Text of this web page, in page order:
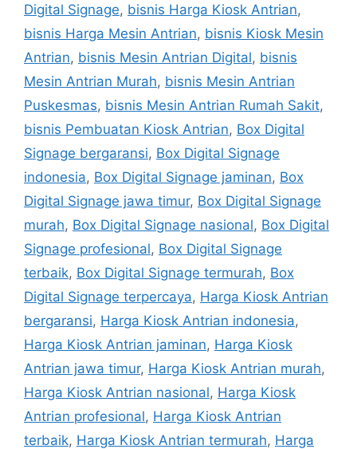
Digital Signage, bisnis Harga Kiosk Antrian,
bisnis Harga Mesin Antrian, bisnis Kiosk Mesin
Antrian, bisnis Mesin Antrian Digital, bisnis
Mesin Antrian Murah, bisnis Mesin Antrian
Puskesmas, bisnis Mesin Antrian Rumah Sakit,
bisnis Pembuatan Kiosk Antrian, Box Digital
Signage bergaransi, Box Digital Signage
indonesia, Box Digital Signage jaminan, Box
Digital Signage jawa timur, Box Digital Signage
murah, Box Digital Signage nasional, Box Digital
Signage profesional, Box Digital Signage
terbaik, Box Digital Signage termurah, Box
Digital Signage terpercaya, Harga Kiosk Antrian
bergaransi, Harga Kiosk Antrian indonesia,
Harga Kiosk Antrian jaminan, Harga Kiosk
Antrian jawa timur, Harga Kiosk Antrian murah,
Harga Kiosk Antrian nasional, Harga Kiosk
Antrian profesional, Harga Kiosk Antrian
terbaik, Harga Kiosk Antrian termurah, Harga